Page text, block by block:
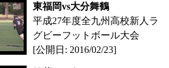
東福岡vs大分舞鶴
平成27年度全九州高校新人ラ
グビーフットボール大会
[公開日: 2016/02/23]